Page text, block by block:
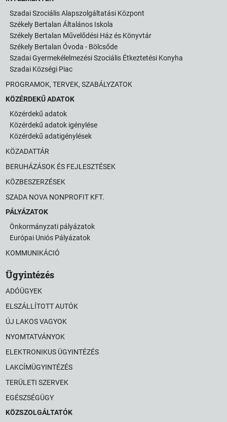
ÜGYINTÉZÉS
KÖZÖSSÉG
HÍREK
VÁLASZTÁSOK
Szadai Szociális Alapszolgáltatási Központ
Székely Bertalan Általános Iskola
Székely Bertalan Művelődési Ház és Könyvtár
Székely Bertalan Óvoda - Bölcsőde
Szadai Gyermekélelmezési Szociális Étkeztetési Konyha
Szadai Községi Piac
PROGRAMOK, TERVEK, SZABÁLYZATOK
KÖZÉRDEKŰ ADATOK
Közérdekű adatok
Közérdekű adatok igénylése
Közérdekű adatigénylések
KÖZADATTÁR
BERUHÁZÁSOK ÉS FEJLESZTÉSEK
KÖZBESZERZÉSEK
SZADA NOVA NONPROFIT KFT.
PÁLYÁZATOK
Önkormányzati pályázatok
Európai Uniós Pályázatok
KOMMUNIKÁCIÓ
Ügyintézés
ADÓÜGYEK
ELSZÁLLÍTOTT AUTÓK
ÚJ LAKOS VAGYOK
NYOMTATVÁNYOK
ELEKTRONIKUS ÜGYINTÉZÉS
LAKCÍMÜGYINTÉZÉS
TERÜLETI SZERVEK
EGÉSZSÉGÜGY
KÖZSZOLGÁLTATÓK